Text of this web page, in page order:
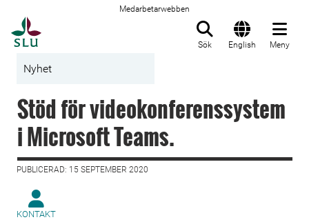
Medarbetarwebben
Sök English Meny
Nyhet
Stöd för videokonferenssystem
i Microsoft Teams.
PUBLICERAD: 15 SEPTEMBER 2020
KONTAKT